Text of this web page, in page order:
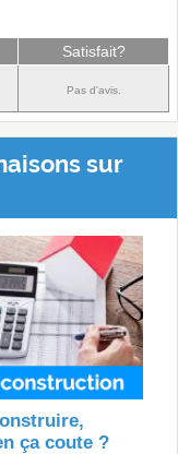
Satisfait?
Pas d'avis.
sur
ça coute ?